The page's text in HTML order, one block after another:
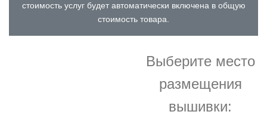
стоимость услуг будет автоматически включена в общую
стоимость товара.
Выберите место
размещения
вышивки: